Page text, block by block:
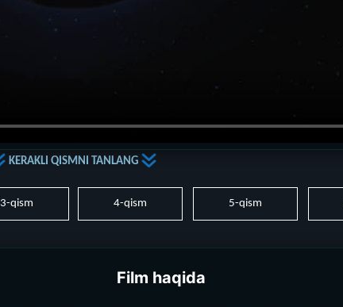
KERAKLI QISMNI TANLANG
3-qism 4-qism 5-qism
Film haqida